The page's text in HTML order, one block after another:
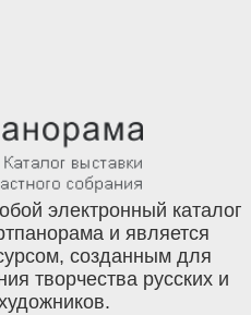
электронный каталог
и является
созданным для
творчества русских и